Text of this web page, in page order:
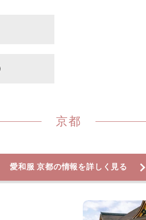
京都
愛和服 京都の情報を詳しく見る